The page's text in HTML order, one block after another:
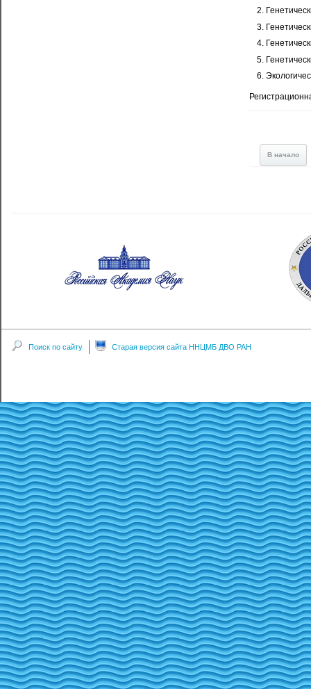
В начало
Поиск по сайту Старая версия сайта ННЦМБ ДВО РАН